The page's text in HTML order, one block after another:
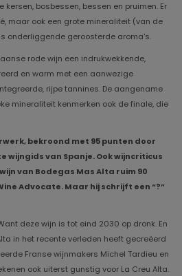
kersen, bosbessen, bessen en pruimen. Er
maar ook een grote mineraliteit (van de
onderliggende geroosterde aroma's.
rode wijn een indrukwekkende,
en warm met een aanwezige
rijpe tannines. De aangename
mineraliteit kenmerken ook de finale, die
bekroond met 95 punten door
wijngids van Spanje. Ook wijncriticus
van Bodegas Mas Alta ruim 90
Advocate. Maar hij schrijft een “?”
deze wijn is tot eind 2030 op dronk. En
in het recente verleden heeft gecreëerd
Franse wijnmakers Michel Tardieu en
ook uiterst gunstig voor La Creu Alta.